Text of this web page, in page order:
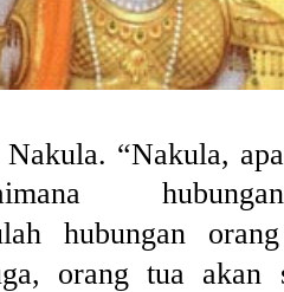
“Nakula,
hubungan
orang tua akan